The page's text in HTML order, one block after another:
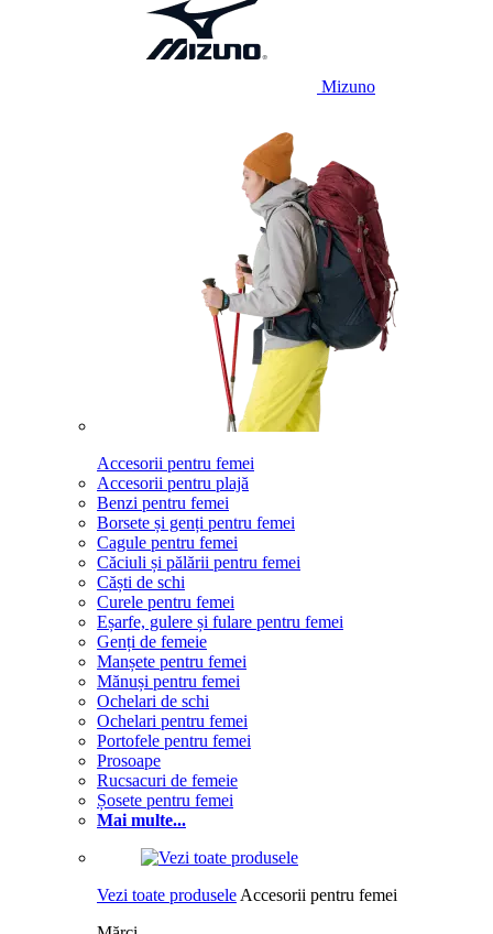
Mizuno
Accesorii pentru femei
Accesorii pentru plajă
Benzi pentru femei
Borsete și genți pentru femei
Cagule pentru femei
Căciuli și pălării pentru femei
Căști de schi
Curele pentru femei
Eșarfe, gulere și fulare pentru femei
Genți de femeie
Manșete pentru femei
Mănuși pentru femei
Ochelari de schi
Ochelari pentru femei
Portofele pentru femei
Prosoape
Rucsacuri de femeie
Șosete pentru femei
Mai multe...
Vezi toate produsele Accesorii pentru femei